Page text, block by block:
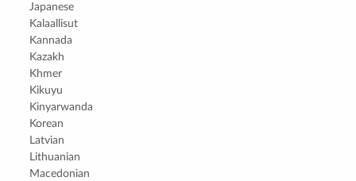
Japanese
Kalaallisut
Kannada
Kazakh
Khmer
Kikuyu
Kinyarwanda
Korean
Latvian
Lithuanian
Macedonian